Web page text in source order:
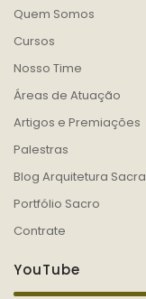
Quem Somos
Cursos
Nosso Time
Áreas de Atuação
Artigos e Premiações
Palestras
Blog Arquitetura Sacra
Portfólio Sacro
Contrate
YouTube